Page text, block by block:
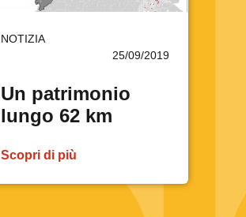
NOTIZIA
25/09/2019
Un patrimonio
lungo 62 km
Scopri di più